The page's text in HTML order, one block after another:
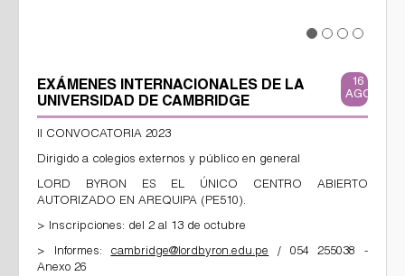
Next
EXÁMENES INTERNACIONALES DE LA
UNIVERSIDAD DE CAMBRIDGE
16
AGO
II CONVOCATORIA 2023
Dirigido a colegios externos y público en general
LORD BYRON ES EL ÚNICO CENTRO ABIERTO
AUTORIZADO EN AREQUIPA (PE510).
> Inscripciones: del 2 al 13 de octubre
> Informes: cambridge@lordbyron.edu.pe
/ 054 255038 -
Anexo 26